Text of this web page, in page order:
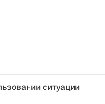
ситуации